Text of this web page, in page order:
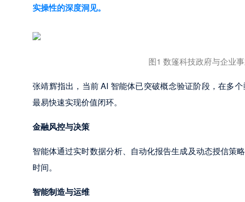
实操性的深度洞见。
图1 数篷科技政府与企业
张靖辉指出，当前 AI 智能体已突破概念验证阶段，在多
最易快速实现价值闭环。
金融风控与决策
智能体通过实时数据分析、自动化报告生成及动态授信策
时间。
智能制造与运维